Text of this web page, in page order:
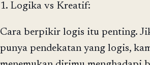
1. Logika vs Kreatif:
Cara berpikir logis itu penting.
punya pendekatan yang logis,